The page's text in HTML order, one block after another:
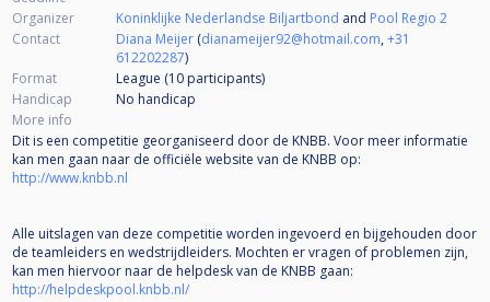
Organizer Koninklijke Nederlandse Biljartbond and Pool Regio 2
Contact
Diana Meijer (dianameijer92@hotmail.com,+31
612202287)
Format
League (10 participants)
Handicap
No handicap
More info
Dit is een competitie georganiseerd door de KNBB. Voor meer informatie
kan men gaan naar de officiële website van de KNBB op:
http://www.knbb.nl
Alle uitslagen van deze competitie worden ingevoerd en bijgehouden door
de teamleiders en wedstrijdleiders. Mochten er vragen of problemen zijn,
kan men hiervoor naar de helpdesk van de KNBB gaan:
http://helpdeskpool.knbb.nl/